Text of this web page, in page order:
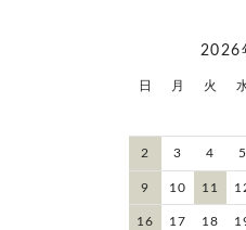
2026
日 月 火
2 3 4 5
9 10 11
16 17 18